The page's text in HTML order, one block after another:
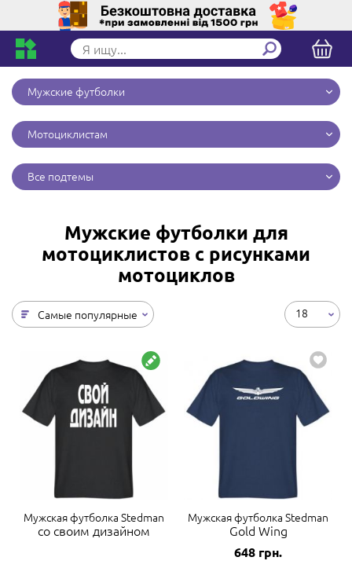
Мужские футболки
Мотоциклистам
Все подтемы
Мужские футболки для
мотоциклистов с рисунками
мотоциклов
Самые популярные 18
Мужская футболка Stedman
со своим дизайном
Мужская футболка Stedman
Gold Wing
648 грн.